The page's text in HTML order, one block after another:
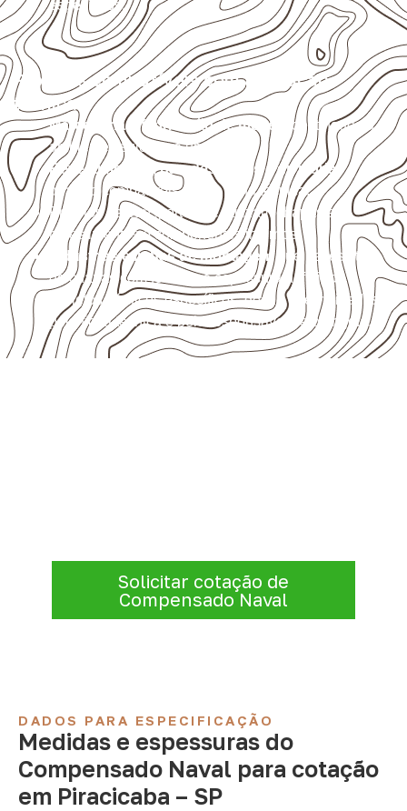
específicos.
Projetos compatíveis com avaliação
técnica
Marcenaria e fabricação de móveis
destinados a
ambientes sujeitos à umidade.
Revestimentos, paredes, pisos e divisórias,
quando compatíveis com a ficha técnica.
Projetos de transporte que utilizam chapas em
revestimentos e componentes internos.
Indústrias e linhas de montagem que necessitam
de chapas com formato e espessura definidos.
Projetos náuticos específicos, desde que validados
pela ficha técnica e pelo responsável pelo projeto.
Solicitar cotação de
Compensado Naval
DADOS PARA ESPECIFICAÇÃO
Medidas e espessuras do
Compensado Naval para cotação
em Piracicaba – SP